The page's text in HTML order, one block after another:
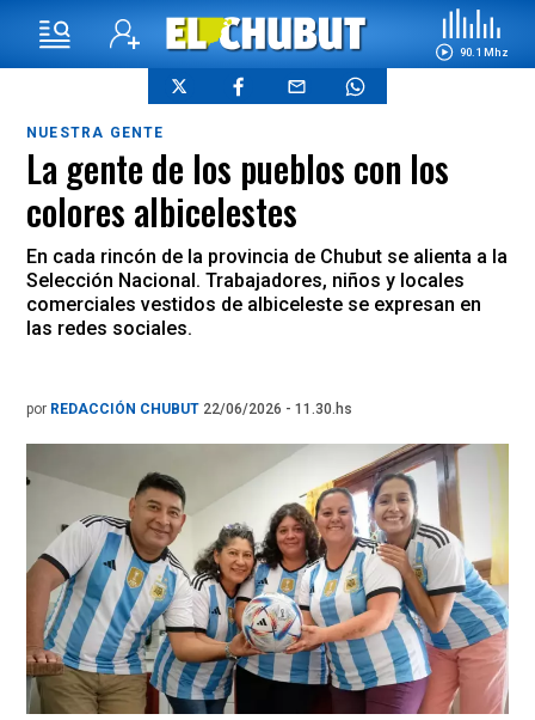
90.1 Mhz
NUESTRA GENTE
La gente de los pueblos con los
colores albicelestes
En cada rincón de la provincia de Chubut se alienta a la
Selección Nacional. Trabajadores, niños y locales
comerciales vestidos de albiceleste se expresan en
las redes sociales.
por REDACCIÓN CHUBUT 22/06/2026 - 11.30.hs